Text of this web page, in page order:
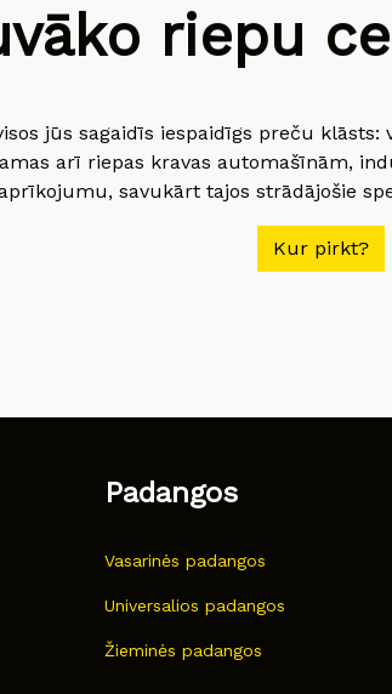
riepu
jūs sagaidīs iespaidīgs preču
arī riepas kravas automašīnām,
savukārt tajos strādājošie
Kur pirkt?
Padangos
Vasarinės padangos
Universalios padangos
Žieminės padangos